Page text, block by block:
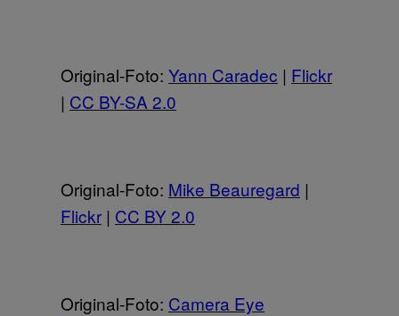
Original-Foto: Yann Caradec | Flickr
| CC BY-SA 2.0
Original-Foto: Mike Beauregard |
Flickr | CC BY 2.0
Original-Foto: Camera Eye